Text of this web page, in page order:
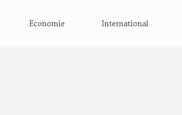
Economie International